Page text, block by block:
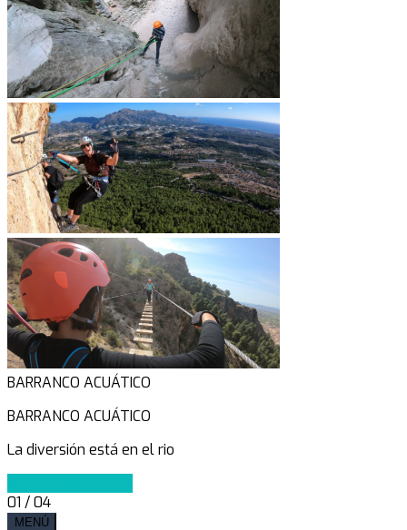
BARRANCO ACUÁTICO
BARRANCO ACUÁTICO
La diversión está en el rio
01 / 04
MENÚ